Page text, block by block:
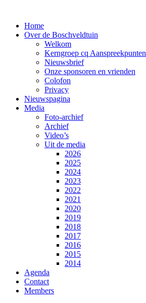
Home
Over de Boschveldtuin
Welkom
Kerngroep cq Aanspreekpunten
Nieuwsbrief
Onze sponsoren en vrienden
Colofon
Privacy
Nieuwspagina
Media
Foto-archief
Archief
Video’s
Uit de media
2026
2025
2024
2023
2022
2021
2020
2019
2018
2017
2016
2015
2014
Agenda
Contact
Members